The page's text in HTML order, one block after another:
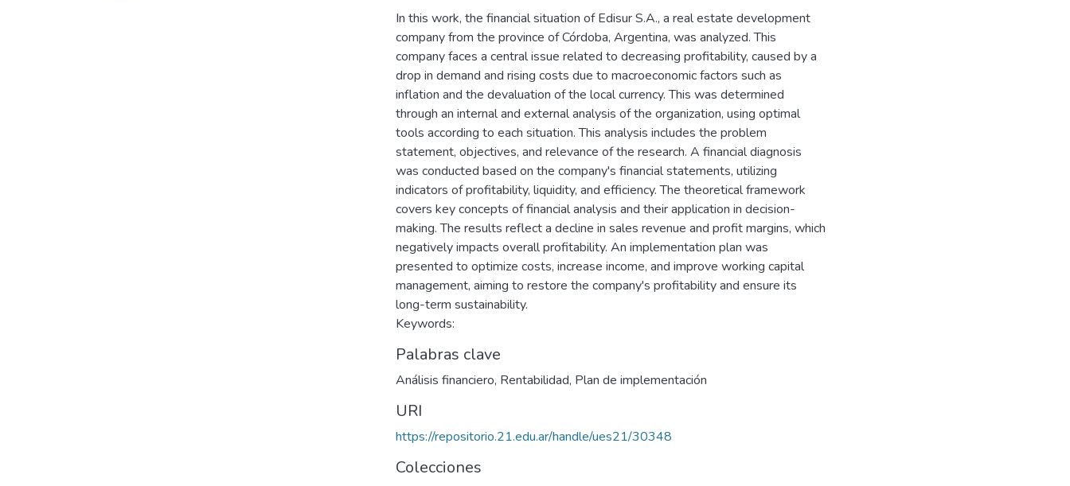
In this work, the financial situation of Edisur S.A., a real estate development
company from the province of Córdoba, Argentina, was analyzed. This
company faces a central issue related to decreasing profitability, caused by a
drop in demand and rising costs due to macroeconomic factors such as
inflation and the devaluation of the local currency. This was determined
through an internal and external analysis of the organization, using optimal
tools according to each situation. This analysis includes the problem
statement, objectives, and relevance of the research. A financial diagnosis
was conducted based on the company's financial statements, utilizing
indicators of profitability, liquidity, and efficiency. The theoretical framework
covers key concepts of financial analysis and their application in decision-
making. The results reflect a decline in sales revenue and profit margins, which
negatively impacts overall profitability. An implementation plan was
presented to optimize costs, increase income, and improve working capital
management, aiming to restore the company's profitability and ensure its
long-term sustainability.
Keywords:
Palabras clave
Análisis financiero, Rentabilidad, Plan de implementación
URI
https://repositorio.21.edu.ar/handle/ues21/30348
Colecciones